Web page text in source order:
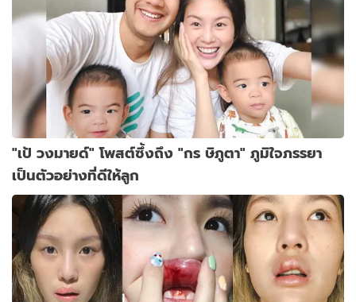
"เป้ วงมายด์" โพสต์ซึ้งถึง "กร ษิภูตา" ภูมิใจภรรยา
เป็นตัวอย่างที่ดีให้ลูก